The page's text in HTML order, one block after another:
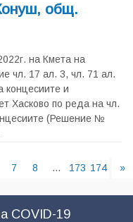
общ.
на Кмета на
чл. 17 ал. 3, чл. 71 ал.
концесиите и
Хасково по реда на чл.
(Решение №
7 8 ... 173 174 »
COVID-19